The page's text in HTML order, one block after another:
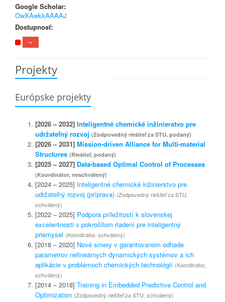
Google Scholar:
OwXAwkkAAAAJ
Dostupnosť:
Projekty
Európske projekty
[2026 – 2032] Inteligentné chemické inžinierstvo pre
udržateľný rozvoj (Zodpovedný riešiteľ za STU, podaný)
[2026 – 2031] Mission-driven Alliance for Multi-material
Structures (Riešiteľ, podaný)
[2025 – 2027] Data-based Optimal Control of Processes
(Koordinátor, neschválený)
[2024 – 2025] Inteligentné chemické inžinierstvo pre
udržateľný rozvoj (príprava) (Zodpovedný riešiteľ za STU,
schválený)
[2022 – 2025] Podpora príležitostí k slovenskej
excelentnosti v pokročilom riadení pre inteligentný
priemysel (Koordinátor, schválený)
[2018 – 2020] Nové smery v garantovanom odhade
parametrov nelineárnych dynamických systémov a ich
aplikácie v problémoch chemických technológií (Koordinátor,
schválený)
[2014 – 2018] Training in Embedded Predictive Control and
Optimization (Zodpovedný riešiteľ za STU, schválený)